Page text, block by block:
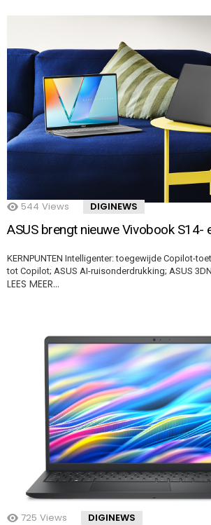
544 Views DIGINEWS
ASUS brengt nieuwe Vivobook S14-
KERNPUNTEN Intelligenter: toegewijde Copilot-
tot Copilot; ASUS AI-ruisonderdrukking; ASUS
LEES MEER…
725 Views DIGINEWS